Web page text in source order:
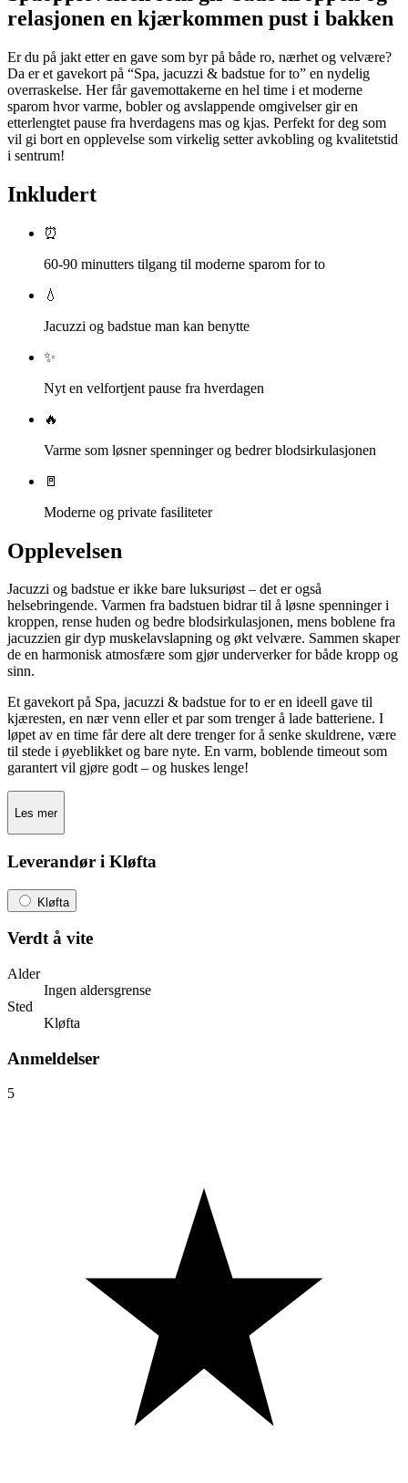
relasjonen en kjærkommen pust i bakken
Er du på jakt etter en gave som byr på både ro, nærhet og velvære?
Da er et gavekort på “Spa, jacuzzi & badstue for to” en nydelig
overraskelse. Her får gavemottakerne en hel time i et moderne
sparom hvor varme, bobler og avslappende omgivelser gir en
etterlengtet pause fra hverdagens mas og kjas. Perfekt for deg som
vil gi bort en opplevelse som virkelig setter avkobling og kvalitetstid
i sentrum!
Inkludert
⏰
60-90 minutters tilgang til moderne sparom for to
💧
Jacuzzi og badstue man kan benytte
✨
Nyt en velfortjent pause fra hverdagen
🔥
Varme som løsner spenninger og bedrer blodsirkulasjonen
🚪
Moderne og private fasiliteter
Opplevelsen
Jacuzzi og badstue er ikke bare luksuriøst – det er også
helsebringende. Varmen fra badstuen bidrar til å løsne spenninger i
kroppen, rense huden og bedre blodsirkulasjonen, mens boblene fra
jacuzzien gir dyp muskelavslapning og økt velvære. Sammen skaper
de en harmonisk atmosfære som gjør underverker for både kropp og
sinn.
Et gavekort på Spa, jacuzzi & badstue for to er en ideell gave til
kjæresten, en nær venn eller et par som trenger å lade batteriene. I
løpet av en time får dere alt dere trenger for å senke skuldrene, være
til stede i øyeblikket og bare nyte. En varm, boblende timeout som
garantert vil gjøre godt – og huskes lenge!
Les mer
Leverandør i Kløfta
Kløfta
Verdt å vite
Alder
Ingen aldersgrense
Sted
Kløfta
Anmeldelser
5